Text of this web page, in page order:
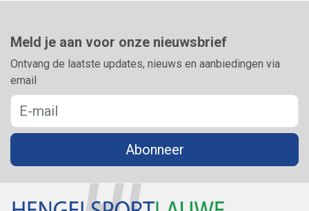
Meld je aan voor onze nieuwsbrief
Ontvang de laatste updates, nieuws en aanbiedingen via
email
Abonneer